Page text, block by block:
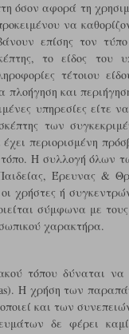
όσον αφορά τη
να
επίσης τον
το είδος
τέτοιου
και
υπηρεσίες είτε
των
περιορισμένη
Η συλλογή όλων
Έρευνας &
χρήστες ή
σύμφωνα με
χαρακτήρα.
τόπου δύναται να
Η χρήση των
και των
δε φέρει